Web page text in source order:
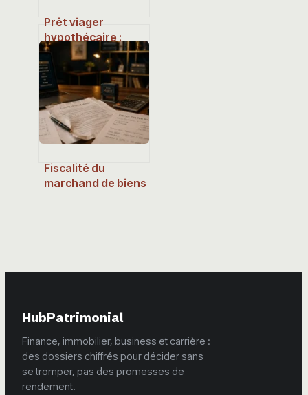
Prêt viager
hypothécaire :
quelles banques le
proposent et
comment obtenir
ce financement ?
Fiscalité du
marchand de biens
HubPatrimonial
Finance, immobilier, business et carrière :
des dossiers chiffrés pour décider sans
se tromper, pas des promesses de
rendement.